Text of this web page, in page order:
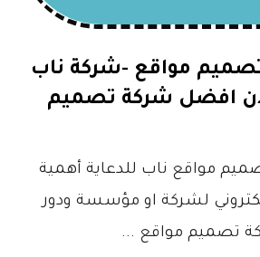
مواقع -شركة ناب
افضل شركة تصميم
مواقع ناب للدعاية أهمية
لشركة او مؤسسة ودور
تصميم مواقع ...